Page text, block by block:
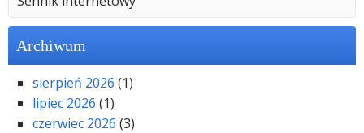
Archiwum
sierpień 2026 (1)
lipiec 2026 (1)
czerwiec 2026 (3)